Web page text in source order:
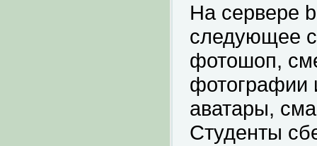
На сервере
следующее
фотошоп,
фотографии
аватары,
Студенты